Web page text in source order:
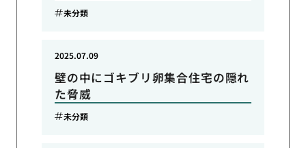
未分類
壁の中にゴキブリ卵集合住宅の隠れ
た脅威
2025.07.09
未分類